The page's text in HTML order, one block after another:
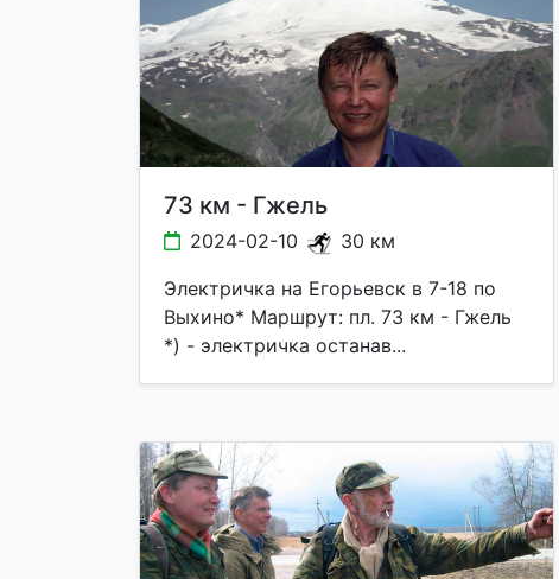
73 км - Гжель
2024-02-10
30 км
Электричка на Егорьевск в 7-18 по
Выхино* Маршрут: пл. 73 км - Гжель
*) - электричка останав...